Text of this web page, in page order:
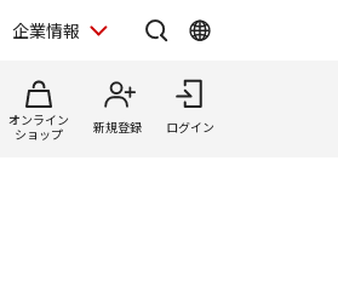
企業情報
オンライン
ショップ
新規登録 ログイン